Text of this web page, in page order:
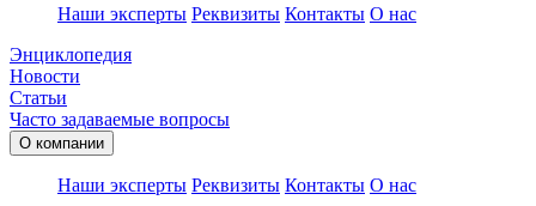
Наши эксперты Реквизиты Контакты О нас
Энциклопедия
Новости
Статьи
Часто задаваемые вопросы
О компании
Наши эксперты Реквизиты Контакты О нас